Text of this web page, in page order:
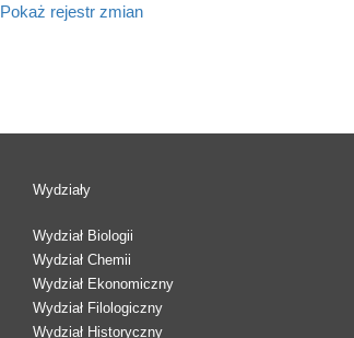
Pokaż rejestr zmian
Wydziały
Wydział Biologii
Wydział Chemii
Wydział Ekonomiczny
Wydział Filologiczny
Wydział Historyczny